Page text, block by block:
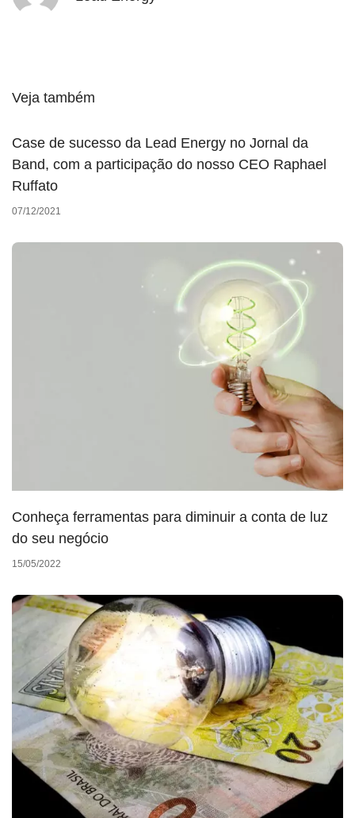
Veja também
Case de sucesso da Lead Energy no Jornal da
Band, com a participação do nosso CEO Raphael
Ruffato
07/12/2021
Conheça ferramentas para diminuir a conta de luz
do seu negócio
15/05/2022